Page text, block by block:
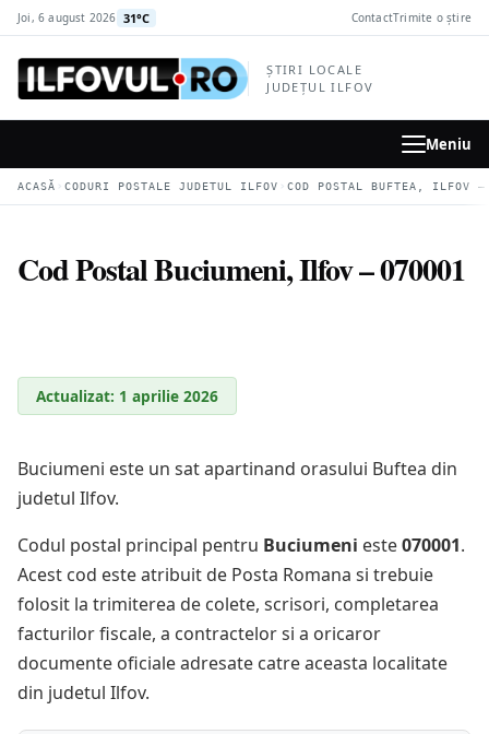
conținutul
Joi, 6 august 2026 31°C ContactTrimite o știre
ȘTIRI LOCALE
JUDEȚUL ILFOV
Meniu
ACASĂ › CODURI POSTALE JUDETUL ILFOV › COD POSTAL BUFTEA, ILFOV
Cod Postal Buciumeni, Ilfov – 070001
Actualizat: 1 aprilie 2026
Buciumeni este un sat apartinand orasului Buftea din
judetul Ilfov.
Codul postal principal pentru Buciumeni este070001.
Acest cod este atribuit de Posta Romana si trebuie
folosit la trimiterea de colete, scrisori, completarea
facturilor fiscale, a contractelor si a oricaror
documente oficiale adresate catre aceasta localitate
din judetul Ilfov.